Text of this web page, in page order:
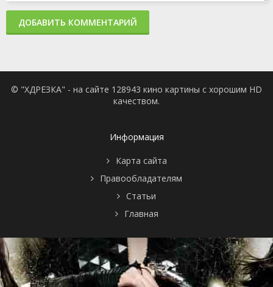
ДОБАВИТЬ КОММЕНТАРИЙ
© "ХДРЕЗКА" - на сайте 128943 кино картины с хорошим HD
качеством.
Информация
Карта сайта
Правообладателям
Статьи
Главная